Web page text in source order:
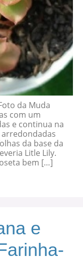
da Muda
com um
e continua na
da base da
Litle Lily.
bem […]
e